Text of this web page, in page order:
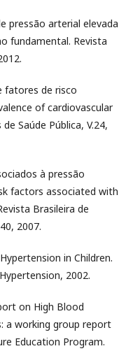
pressão arterial elevada
fundamental. Revista
fatores de risco
of cardiovascular
Saúde Pública, V.24,
à pressão
factors associated with
Brasileira de
2007.
in Children.
2002.
on High Blood
a working group report
Education Program.